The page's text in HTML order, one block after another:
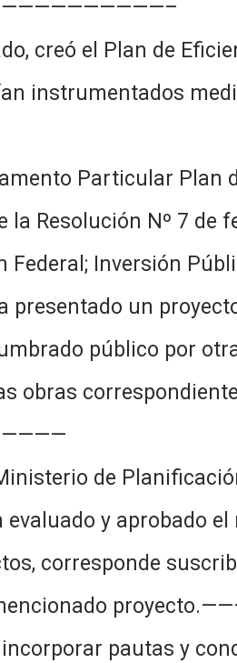
creó el Plan de
instrumentados
Particular Plan
Resolución Nº 7 de
Federal; Inversión
presentado un
público por
obras
de
y aprobado
corresponde
mencionado
pautas y